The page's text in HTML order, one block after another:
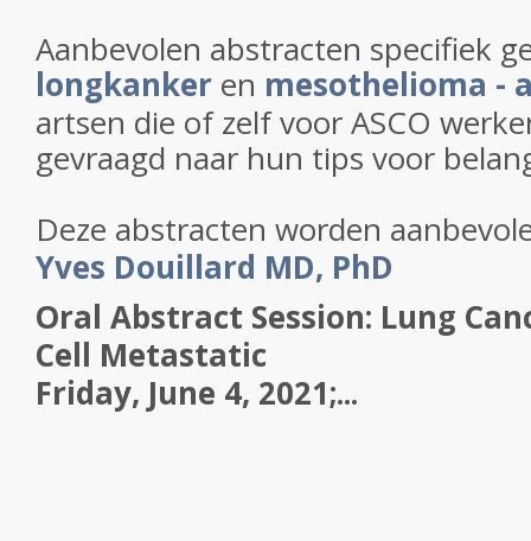
Aanbevolen abstracten specifiek
longkanker en mesothelioma -
artsen die of zelf voor ASCO
gevraagd naar hun tips voor
Deze abstracten worden
Yves Douillard MD, PhD
Oral Abstract Session: Lung
Cell Metastatic
Friday, June 4, 2021;...